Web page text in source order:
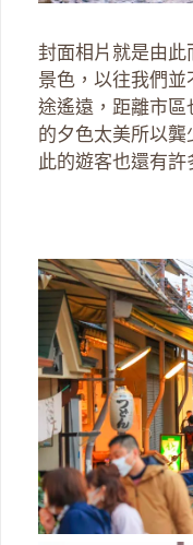
封面相片就是由此
景色，以往我們
途遙遠，距離市區
的夕色太美所以
此的遊客也還有許